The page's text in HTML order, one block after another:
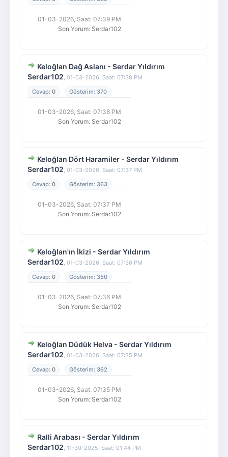
01-03-2026, Saat: 07:39 PM
Son Yorum: Serdar102
Keloğlan Dağ Aslanı - Serdar Yıldırım
Serdar102, 01-03-2026, Saat: 07:38 PM
0
370
01-03-2026, Saat: 07:38 PM
Son Yorum: Serdar102
Keloğlan Dört Haramiler - Serdar Yıldırım
Serdar102, 01-03-2026, Saat: 07:37 PM
0
363
01-03-2026, Saat: 07:37 PM
Son Yorum: Serdar102
Keloğlan'ın İkizi - Serdar Yıldırım
Serdar102, 01-03-2026, Saat: 07:36 PM
0
350
01-03-2026, Saat: 07:36 PM
Son Yorum: Serdar102
Keloğlan Düdük Helva - Serdar Yıldırım
Serdar102, 01-03-2026, Saat: 07:35 PM
0
362
01-03-2026, Saat: 07:35 PM
Son Yorum: Serdar102
Ralli Arabası - Serdar Yıldırım
Serdar102, 11-30-2025, Saat: 01:44 PM